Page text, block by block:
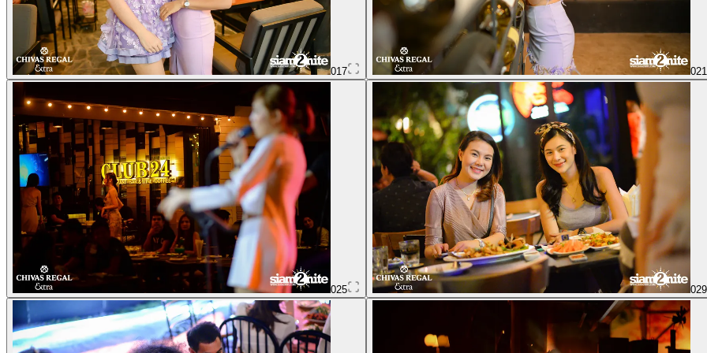
017 021
025 029